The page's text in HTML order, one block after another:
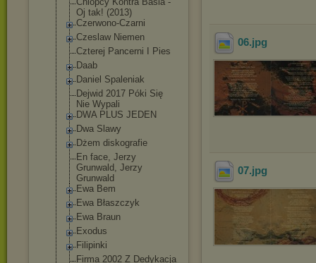
Oj tak! (2013)
Czerwono-Czarni
Czeslaw Niemen
Czterej Pancerni I Pies
Daab
Daniel Spaleniak
Dejwid 2017 Póki Się
Nie Wypali
DWA PLUS JEDEN
Dwa Slawy
Dżem diskografie
En face, Jerzy
Grunwald, Jerzy
Grunwald
Ewa Bem
Ewa Błaszczyk
Ewa Braun
Exodus
Filipinki
Firma 2002 Z Dedykacja
06.jpg
07.jpg